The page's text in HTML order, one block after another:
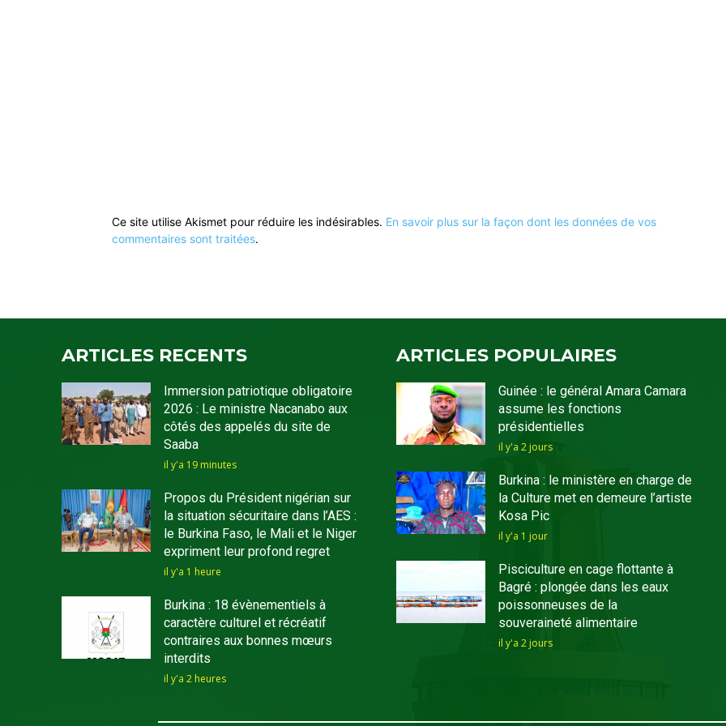
Ce site utilise Akismet pour réduire les indésirables. En savoir plus sur la façon dont les données de vos
commentaires sont traitées.
ARTICLES RECENTS
Immersion patriotique obligatoire
2026 : Le ministre Nacanabo aux
côtés des appelés du site de
Saaba
il y'a 19 minutes
Propos du Président nigérian sur
la situation sécuritaire dans l’AES :
le Burkina Faso, le Mali et le Niger
expriment leur profond regret
il y'a 1 heure
Burkina : 18 évènementiels à
caractère culturel et récréatif
contraires aux bonnes mœurs
interdits
il y'a 2 heures
ARTICLES POPULAIRES
Guinée : le général Amara Camara
assume les fonctions
présidentielles
il y'a 2 jours
Burkina : le ministère en charge de
la Culture met en demeure l’artiste
Kosa Pic
il y'a 1 jour
Pisciculture en cage flottante à
Bagré : plongée dans les eaux
poissonneuses de la
souveraineté alimentaire
il y'a 2 jours